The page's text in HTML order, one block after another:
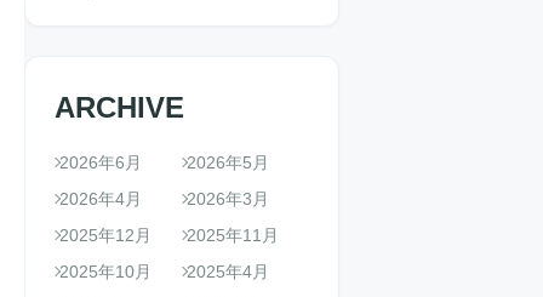
ARCHIVE
2026年6月
2026年5月
2026年4月
2026年3月
2025年12月
2025年11月
2025年10月
2025年4月